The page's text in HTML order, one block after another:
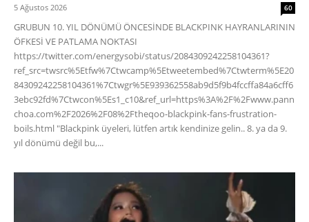
5 Ağustos 2026 60
GRUBUN 10. YIL DÖNÜMÜ ÖNCESİNDE BLACKPINK HAYRANLARININ
ÖFKESİ VE PATLAMA NOKTASI
https://twitter.com/energysobi/status/2084309242258104361?
ref_src=twsrc%5Etfw%7Ctwcamp%5Etweetembed%7Ctwterm%5E20
84309242258104361%7Ctwgr%5E939362558ab9d5f9b4fccffa84a6cff6
3ebc92fd%7Ctwcon%5Es1_c10&ref_url=https%3A%2F%2Fwww.pann
choa.com%2F2026%2F08%2Ftheqoo-blackpink-fans-frustration-
boils.html "Blackpink üyeleri, lütfen artık kendinize gelin.. 8. ya da 9.
yıl dönümü değil bu,...